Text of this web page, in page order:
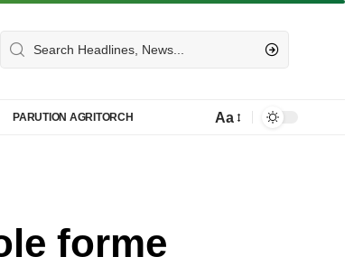
PARUTION AGRITORCH Aa
forme